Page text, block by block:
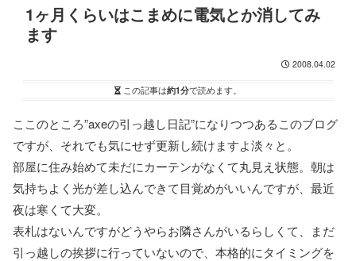
1ヶ月くらいはこまめに電気とか消してみ
ます
2008.04.02
この記事は約1分で読めます。
ここのところ”axeの引っ越し日記”になりつつあるこのブログ
ですが、それでも気にせず更新し続けますよ淡々と。
部屋に住み始めて未だにカーテンがなくて丸見え状態。朝は
気持ちよく光が差し込んできて目覚めがいいんですが、最近
夜は寒くて大変。
表札はないんですがどうやらお隣さんがいるらしくて、まだ
引っ越しの挨拶に行っていないので、本格的にタイミングを